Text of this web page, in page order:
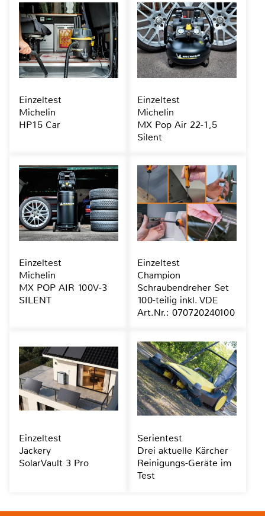
Einzeltest
Michelin
HP15 Car
Einzeltest
Michelin
MX Pop Air 22-1,5
Silent
Einzeltest
Michelin
MX POP AIR 100V-3
SILENT
Einzeltest
Champion
Schraubendreher Set
100-teilig inkl. VDE
Art.Nr.: 070720240100
Einzeltest
Jackery
SolarVault 3 Pro
Serientest
Drei aktuelle Kärcher
Reinigungs-Geräte im
Test